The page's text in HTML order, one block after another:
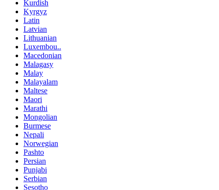
Kurdish
Kyrgyz
Latin
Latvian
Lithuanian
Luxembou..
Macedonian
Malagasy
Malay
Malayalam
Maltese
Maori
Marathi
Mongolian
Burmese
Nepali
Norwegian
Pashto
Persian
Punjabi
Serbian
Sesotho